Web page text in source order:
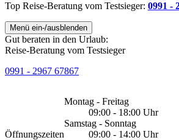
Top Reise-Beratung vom Testsieger: 0991 -
Menü ein-/ausblenden
Gut beraten in den Urlaub:
Reise-Beratung vom Testsieger
0991 - 2967 67867
Öffnungszeiten
Montag - Freitag
09:00 - 18:00 Uhr
Samstag - Sonntag
09:00 - 14:00 Uhr